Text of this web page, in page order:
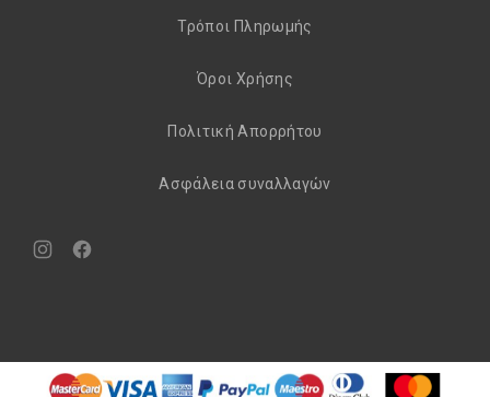
Τρόποι Πληρωμής
Όροι Χρήσης
Πολιτική Απορρήτου
Aσφάλεια συναλλαγών
Νέο
Νέο